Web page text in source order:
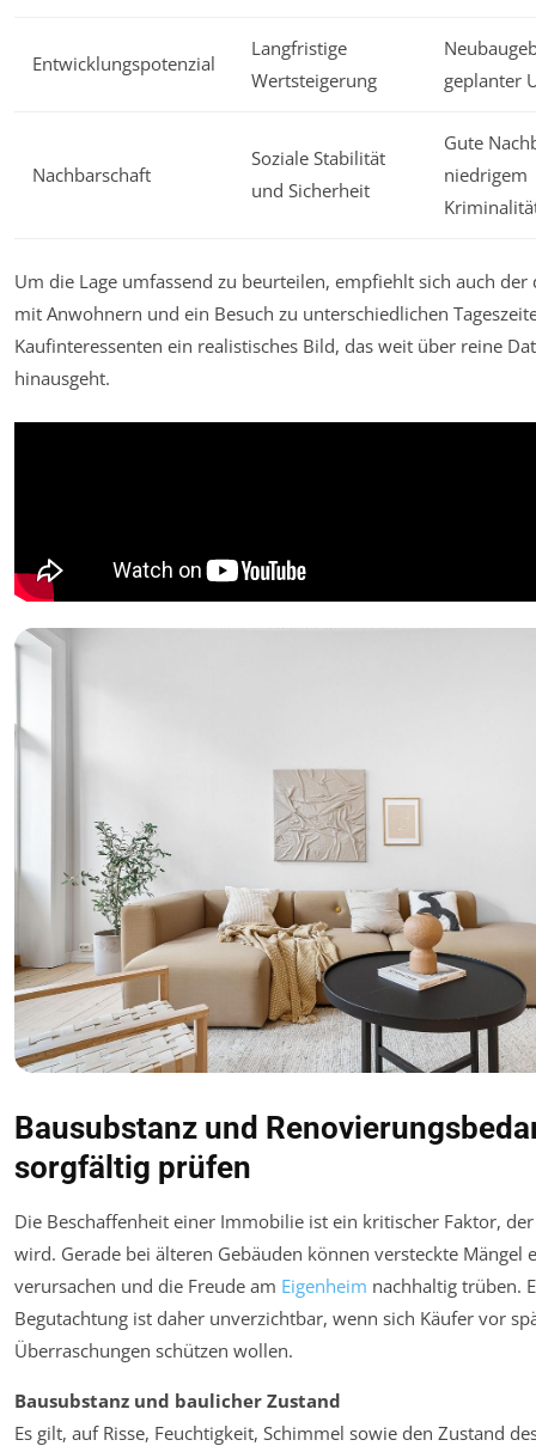
Entwicklungspotenzial
Langfristige
Wertsteigerung
geplanter
Nachbarschaft
Soziale Stabilität
und Sicherheit
Gute
niedrigem
Um die Lage umfassend zu beurteilen, empfiehlt sich auch der
mit Anwohnern und ein Besuch zu unterschiedlichen
Kaufinteressenten ein realistisches Bild, das weit über reine
hinausgeht.
Bausubstanz und
sorgfältig prüfen
Die Beschaffenheit einer Immobilie ist ein kritischer Faktor,
wird. Gerade bei älteren Gebäuden können versteckte Mängel
verursachen und die Freude am Eigenheim nachhaltig trüben.
Begutachtung ist daher unverzichtbar, wenn sich Käufer vor
Überraschungen schützen wollen.
Bausubstanz und baulicher Zustand
Es gilt, auf Risse, Feuchtigkeit, Schimmel sowie den Zustand